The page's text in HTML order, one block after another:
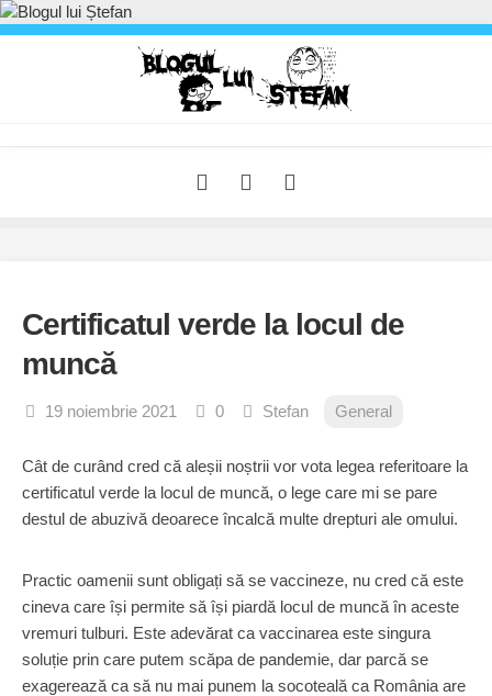
Skip
to
Certificatul verde la locul de
muncă
19 noiembrie 2021 0 Stefan General
Cât de curând cred că aleșii noștrii vor vota legea referitoare la
certificatul verde la locul de muncă, o lege care mi se pare
destul de abuzivă deoarece încalcă multe drepturi ale omului.
Practic oamenii sunt obligați să se vaccineze, nu cred că este
cineva care își permite să își piardă locul de muncă în aceste
vremuri tulburi. Este adevărat ca vaccinarea este singura
soluție prin care putem scăpa de pandemie, dar parcă se
exagerează ca să nu mai punem la socoteală ca România are